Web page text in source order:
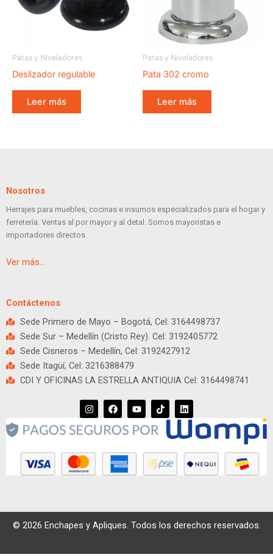
Patas y Niveladores
Deslizador regulable
Leer más
Patas y Niveladores
Pata 302 cromo
Leer más
Nosotros
Herrajes para muebles, cocinas e insumos especializados para el hogar y
ferretería. Ventas al por mayor y al detal. Somos mayoristas e
importadores directos.
Ver más…
Contáctenos
Sede Primero de Mayo – Bogotá, Cel: 3164498737
Sede Sur – Medellín (Cristo Rey). Cel: 3192405772
Sede Cisneros – Medellín, Cel: 3192427912
Sede Itagüí, Cel: 3216388479
CDI Y OFICINAS LA ESTRELLA ANTIQUIA Cel: 3164498741
I
n
s
t
g
r
a
m
F
a
c
e
o
o
k
Y
o
u
t
T
i
k
k
L
i
n
e
d
n
© 2026 Enchapes y Apliques. Todos los derechos reservados.